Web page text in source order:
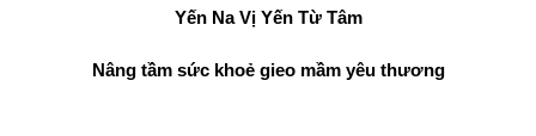
Yến Na Vị Yến Từ Tâm
Nâng tầm sức khoẻ gieo mầm yêu thương